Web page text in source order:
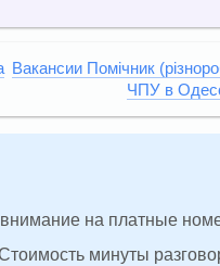
Вакансии Помічник
ЧПУ в
на платные
минуты